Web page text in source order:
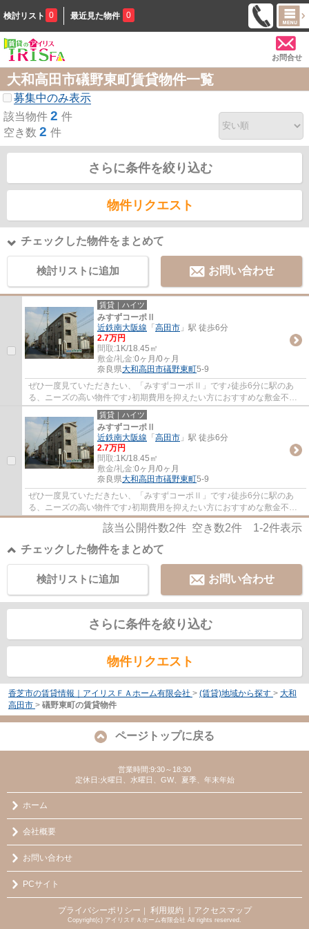
検討リスト 0 最近見た物件 0
お問合せ
大和高田市礒野東町賃貸物件一覧
募集中のみ表示
該当物件 2 件
空き数 2 件
さらに条件を絞り込む
物件リクエスト
チェックした物件をまとめて
検討リストに追加 お問い合わせ
賃貸｜ハイツ
みすずコーポⅡ
近鉄南大阪線 「 高田市 」駅 徒歩6分
2.7万円
間取:1K/18.45㎡
敷金/礼金:0ヶ月/0ヶ月
奈良県大和高田市礒野東町5-9
ぜひ一度見ていただきたい、「みすずコーポⅡ」です♪徒歩6分に駅のあ
る、ニーズの高い物件です♪初期費用を抑えたい方におすすめな敷金不要
の物件があります♪お客様とそのご家族の生活に...
賃貸｜ハイツ
みすずコーポⅡ
近鉄南大阪線 「 高田市 」駅 徒歩6分
2.7万円
間取:1K/18.45㎡
敷金/礼金:0ヶ月/0ヶ月
奈良県大和高田市礒野東町5-9
ぜひ一度見ていただきたい、「みすずコーポⅡ」です♪徒歩6分に駅のあ
る、ニーズの高い物件です♪初期費用を抑えたい方におすすめな敷金不要
の物件があります♪お客様とそのご家族の生活に...
該当公開件数2件 空き数2件 1-2件表示
チェックした物件をまとめて
お問い合わせ
検討リストに追加
さらに条件を絞り込む
物件リクエスト
香芝市の賃貸情報｜アイリスＦＡホーム有限会社 > (賃貸)地域から探す > 大和
高田市 > 礒野東町の賃貸物件
ページトップに戻る
営業時間:9:30～18:30
定休日:火曜日、水曜日、GW、夏季、年末年始
ホーム
会社概要
お問い合わせ
PCサイト
プライバシーポリシー ｜ 利用規約 ｜アクセスマップ
Copyright(c) アイリスＦＡホーム有限会社 All rights reserved.